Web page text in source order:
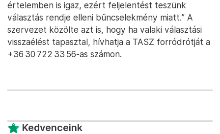
értelemben is igaz, ezért feljelentést teszünk
választás rendje elleni bűncselekmény miatt.” A
szervezet közölte azt is, hogy ha valaki választási
visszaélést tapasztal, hívhatja a TASZ forródrótját a
+36 30 722 33 56-as számon.
Kedvenceink